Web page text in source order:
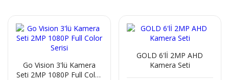
Go Vision 3'lü Kamera
Seti 2MP 1080P Full Color
GOLD 6'lİ 2MP AHD
Kamera Seti